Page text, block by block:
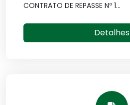
CONTRATO DE REPASSE Nº 1...
Detalhes